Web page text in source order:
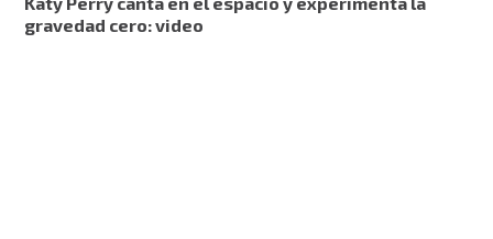
gravedad cero: video